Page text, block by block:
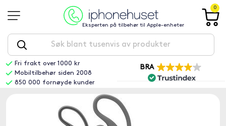
Eksperten på tilbehør til Apple-enheter
0
Fri frakt over 1000 kr
Mobiltilbehør siden 2008
850 000 fornøyde kunder
BRA